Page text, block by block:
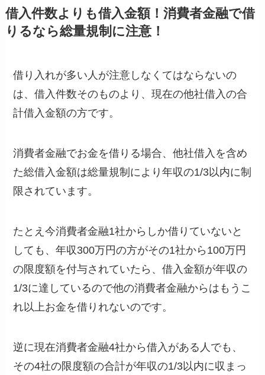
借入件数よりも借入金額！消費者金融で借
りるなら総量規制に注意！
借り入れが多い人が注意しなくてはならないの
は、借入件数そのものより、現在の他社借入の合
計借入金額の方です。
消費者金融でお金を借りる場合、他社借入を含め
た総借入金額は総量規制により年収の1/3以内に制
限 されています。
たとえ今消費者金融1社からしか借りていないと
しても、年収300万円の方がその1社から100万円
の限度額を付与されていたら、借入金額が年収の
1/3に達しているので他の消費者金融からはもうこ
れ以上お金を借りれないのです。
逆に現在消費者金融4社から借入がある人でも、
その4社の限度額の合計が年収の1/3以内に収まっ